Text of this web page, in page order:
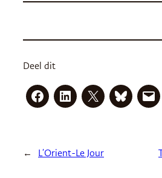
Deel dit
← L’Orient-Le Jour